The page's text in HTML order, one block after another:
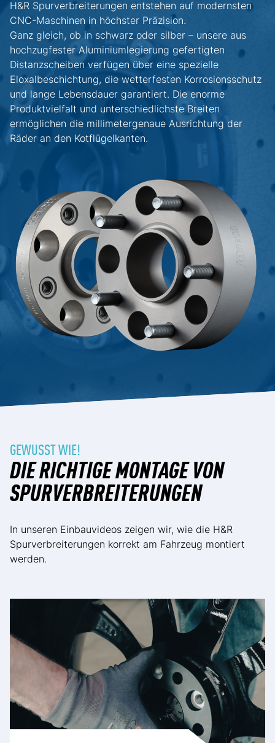
H&R Spurverbreiterungen entstehen auf modernsten
CNC-Maschinen in höchster Präzision.
Ganz gleich, ob in schwarz oder silber – unsere aus
hochzugfester Aluminiumlegierung gefertigten
Distanzscheiben verfügen über eine spezielle
Eloxalbeschichtung, die wetterfesten Korrosionsschutz
und lange Lebensdauer garantiert. Die enorme
Produktvielfalt und unterschiedlichste Breiten
ermöglichen die millimetergenaue Ausrichtung der
Räder an den Kotflügelkanten.
GEWUSST WIE!
DIE RICHTIGE MONTAGE VON
SPURVERBREITERUNGEN
In unseren Einbauvideos zeigen wir, wie die H&R
Spurverbreiterungen korrekt am Fahrzeug montiert
werden.